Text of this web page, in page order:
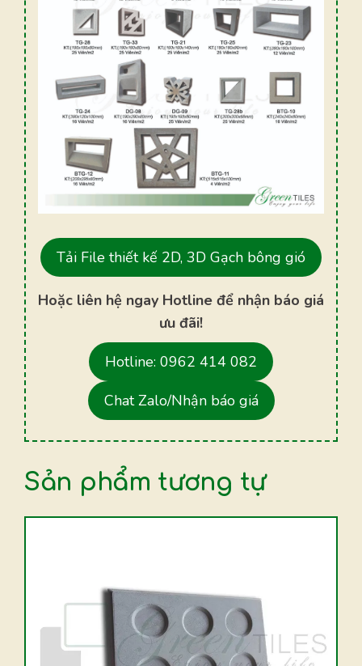
Tải File thiết kế 2D, 3D Gạch bông gió
Hoặc liên hệ ngay Hotline để nhận báo giá
ưu đãi!
Hotline: 0962 414 082
Chat Zalo/Nhận báo giá
Sản phẩm tương tự